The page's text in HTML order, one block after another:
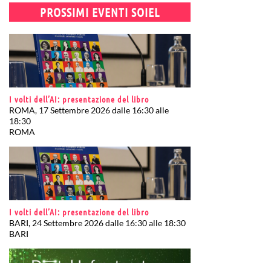
PROSSIMI EVENTI SOIEL
I volti dell’AI: presentazione del libro
ROMA, 17 Settembre 2026 dalle 16:30 alle
18:30
ROMA
I volti dell’AI: presentazione del libro
BARI, 24 Settembre 2026 dalle 16:30 alle 18:30
BARI